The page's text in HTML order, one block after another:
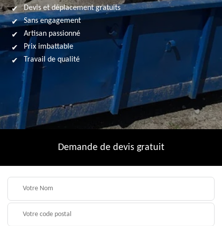
Devis et déplacement gratuits
Sans engagement
Artisan passionné
Prix imbattable
Travail de qualité
Demande de devis gratuit